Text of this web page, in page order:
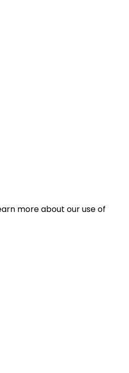
more about our use of